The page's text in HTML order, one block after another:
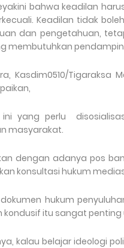
bahwa keadilan
Keadilan tidak
dan pengetahuan,
membutuhkan
Kasdim0510/Tigaraksa
ini yang perlu
masyarakat.
dengan adanya pos
konsultasi hukum
hukum
kondusif itu sangat
kalau belajar ideologi